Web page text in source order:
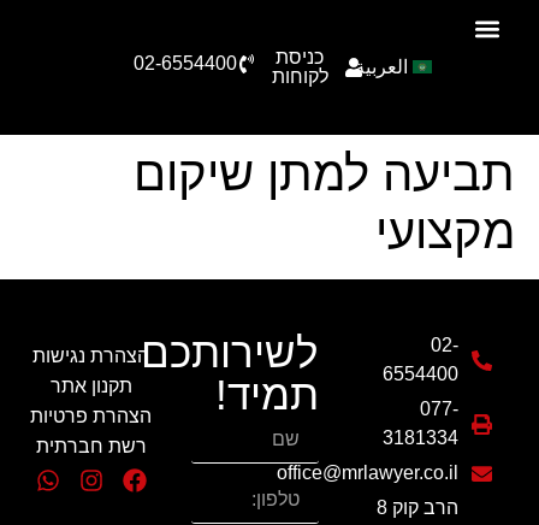
العربية
כניסת
לקוחות
02-6554400
תביעה למתן שיקום
מקצועי
לשירותכם
תמיד!
הצהרת נגישות
תקנון אתר
הצהרת פרטיות
רשת חברתית
02-
6554400
077-
3181334
office@mrlawyer.co.il
הרב קוק 8